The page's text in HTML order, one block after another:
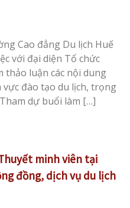
Cao đẳng Du lịch Huế
với đại diện Tổ chức
thảo luận các nội dung
đào tạo du lịch, trọng
dự buổi làm […]
minh viên tại
đồng, dịch vụ du lịch